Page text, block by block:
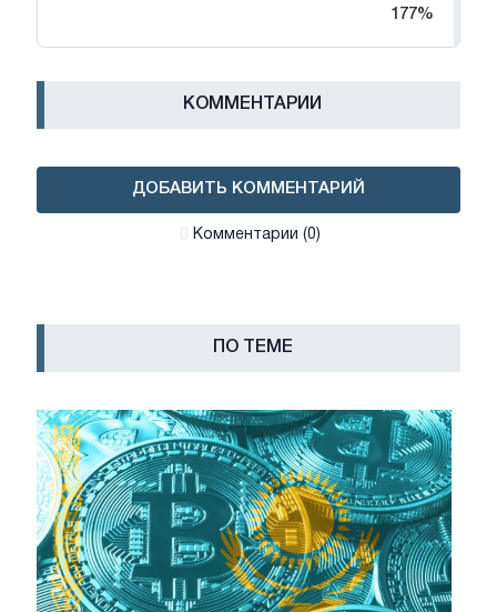
177%
КОММЕНТАРИИ
ДОБАВИТЬ КОММЕНТАРИЙ
Комментарии (0)
ПО ТЕМЕ